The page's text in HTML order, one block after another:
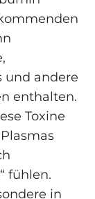
und andere
enthalten.
Toxine
fühlen.
in